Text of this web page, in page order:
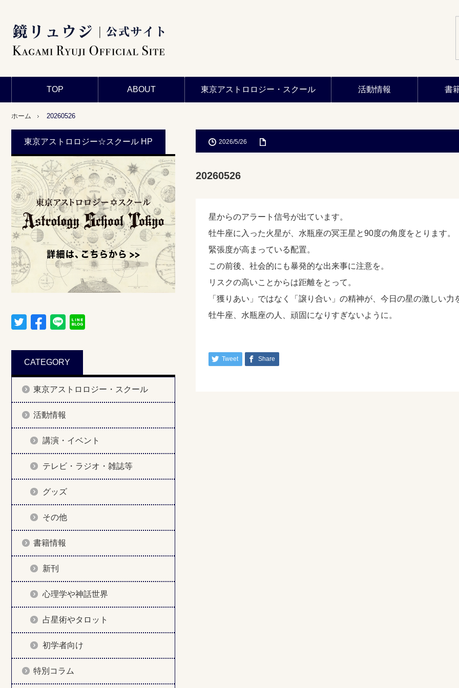
TOP ABOUT 東京アストロロジー・スクール 活動情報 書
ホーム 20260526
2026/5/26
20260526
星からのアラート信号が出ています。
牡牛座に入った火星が、水瓶座の冥王星と90度の角度をとります。
緊張度が高まっている配置。
この前後、社会的にも暴発的な出来事に注意を。
リスクの高いことからは距離をとって。
「獲りあい」ではなく「譲り合い」の精神が、今日の星の激しい力
牡牛座、水瓶座の人、頑固になりすぎないように。
Tweet Share
東京アストロロジー☆スクール HP
CATEGORY
東京アストロロジー・スクール
活動情報
講演・イベント
テレビ・ラジオ・雑誌等
グッズ
その他
書籍情報
新刊
心理学や神話世界
占星術やタロット
初学者向け
特別コラム